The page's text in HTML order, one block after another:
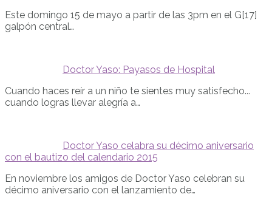
Este domingo 15 de mayo a partir de las 3pm en el G[17]
galpón central…
Doctor Yaso: Payasos de Hospital
Cuando haces reír a un niño te sientes muy satisfecho...
cuando logras llevar alegría a…
Doctor Yaso celabra su décimo aniversario
con el bautizo del calendario 2015
En noviembre los amigos de Doctor Yaso celebran su
décimo aniversario con el lanzamiento de…